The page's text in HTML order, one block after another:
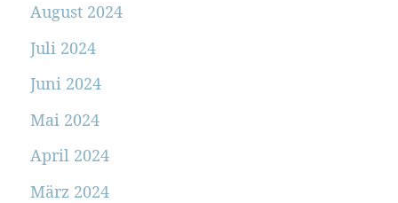
August 2024
Juli 2024
Juni 2024
Mai 2024
April 2024
März 2024